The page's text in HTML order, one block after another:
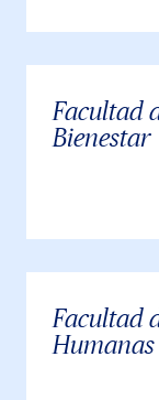
Facultad
Bienestar
Facultad
Humanas